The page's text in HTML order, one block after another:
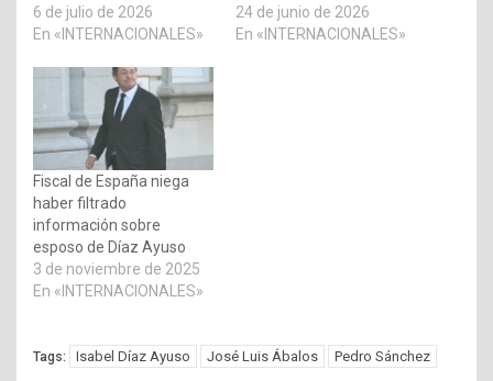
6 de julio de 2026
En «INTERNACIONALES»
24 de junio de 2026
En «INTERNACIONALES»
Fiscal de España niega
haber filtrado
información sobre
esposo de Díaz Ayuso
3 de noviembre de 2025
En «INTERNACIONALES»
Tags: Isabel Díaz Ayuso José Luis Ábalos Pedro Sánchez